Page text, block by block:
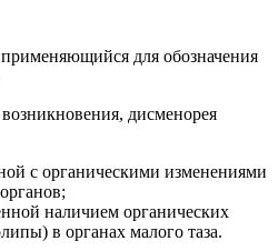
для обозначения
дисменорея
с органическими изменениями
наличием органических
в органах малого таза.